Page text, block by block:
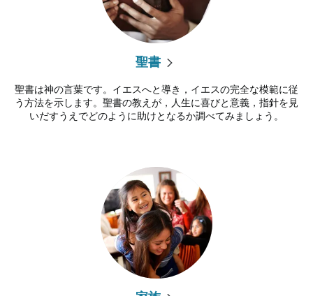
聖書
聖書は神の言葉です。イエスへと導き，イエスの完全な模範に従
う方法を示します。聖書の教えが，人生に喜びと意義，指針を見
いだすうえでどのように助けとなるか調べてみましょう。